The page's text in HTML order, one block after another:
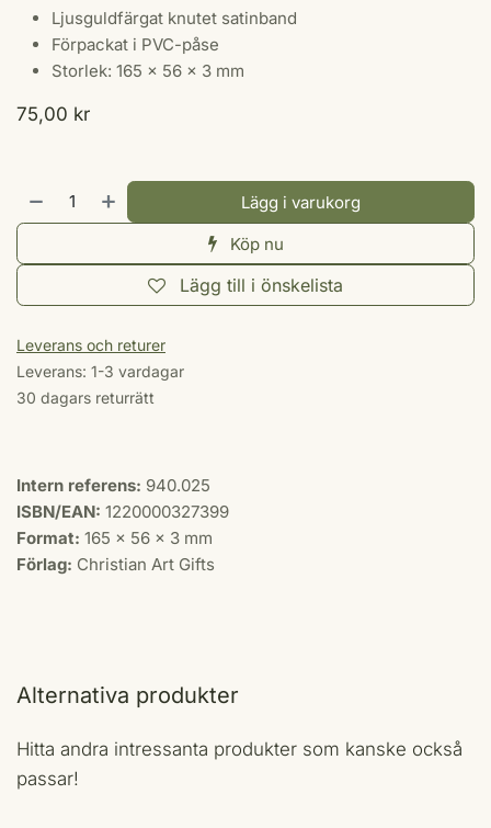
Ljusguldfärgat knutet satinband
Förpackat i PVC-påse
Storlek: 165 x 56 x 3 mm
75,00 kr
Lägg i varukorg
Köp nu
Lägg till i önskelista
Leverans och returer
Leverans: 1-3 vardagar
30 dagars returrätt
Intern referens: 940.025
ISBN/EAN: 1220000327399
Format: 165 x 56 x 3 mm
Förlag: Christian Art Gifts
Alternativa produkter
Hitta andra intressanta produkter som kanske också
passar!